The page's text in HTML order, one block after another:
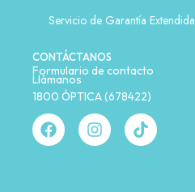
Servicio de Garantía Extendida
CONTÁCTANOS
Formulario de contacto
Llámanos
1800 ÓPTICA (678422)